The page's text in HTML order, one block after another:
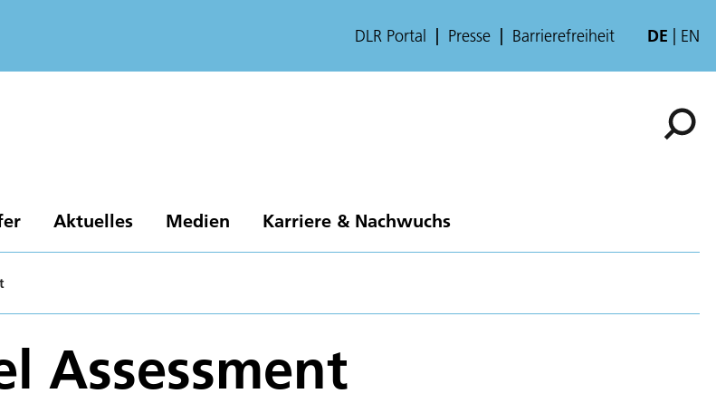
DLR Portal Presse Barrierefreiheit DE EN
Aktuelles Medien Karriere & Nachwuchs
Assessment